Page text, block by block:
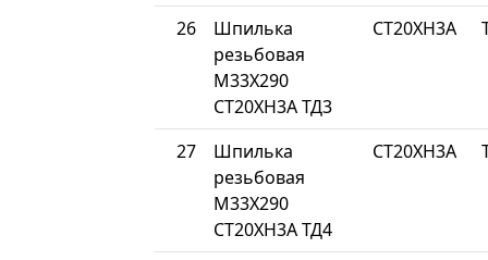
26
Шпилька
резьбовая
М33Х290
СТ20ХН3А ТД3
СТ20ХН3А
27
Шпилька
резьбовая
М33Х290
СТ20ХН3А ТД4
СТ20ХН3А